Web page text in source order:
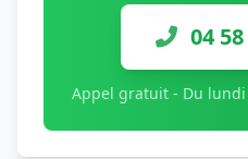
04
Appel gratuit - Du